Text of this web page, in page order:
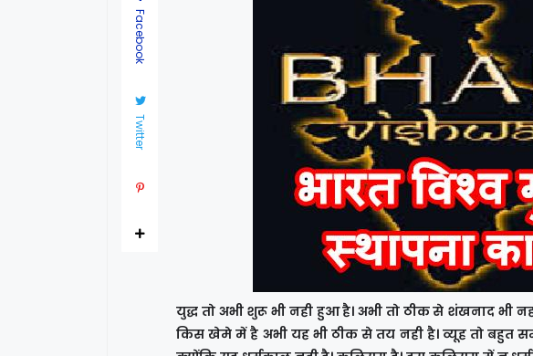
युद्ध तो अभी शुरू भी नही हुआ है। अभी तो ठीक से शंखनाद भी
किस खेमे में है अभी यह भी ठीक से तय नही है। व्यूह तो बहुत
Facebook
Twitter